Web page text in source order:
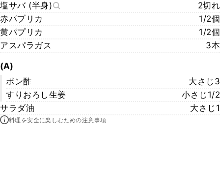
塩サバ (半身)
2切れ
赤パプリカ
1/2個
黄パプリカ
1/2個
アスパラガス
3本
(A)
ポン酢
大さじ3
すりおろし生姜
小さじ1/2
サラダ油
大さじ1
料理を安全に楽しむための注意事項